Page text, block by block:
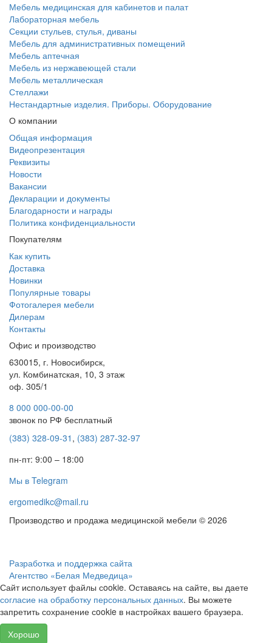
Мебель медицинская для кабинетов и палат
Лабораторная мебель
Секции стульев, стулья, диваны
Мебель для административных помещений
Мебель аптечная
Мебель из нержавеющей стали
Мебель металлическая
Стеллажи
Нестандартные изделия. Приборы. Оборудование
О компании
Общая информация
Видеопрезентация
Реквизиты
Новости
Вакансии
Декларации и документы
Благодарности и награды
Политика конфиденциальности
Покупателям
Как купить
Доставка
Новинки
Популярные товары
Фотогалерея мебели
Дилерам
Контакты
Офис и производство
630015, г. Новосибирск,
ул. Комбинатская, 10, 3 этаж
оф. 305/1
8 000 000-00-00
звонок по РФ бесплатный
(383) 328-09-31 , (383) 287-32-97
пн-пт: 9:00 – 18:00
Мы в Telegram
ergomedikc@mail.ru
Производство и продажа медицинской мебели © 2026
Разработка и поддержка сайта
Агентство «Белая Медведица»
Сайт использует файлы сookie. Оставаясь на сайте, вы даете
согласие на обработку персональных данных. Вы можете
запретить сохранение сookie в настройках вашего браузера.
Хорошо